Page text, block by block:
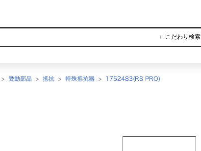
＋ こだわり検索
> 受動部品 > 抵抗 > 特殊抵抗器 > 1752483(RS PRO)